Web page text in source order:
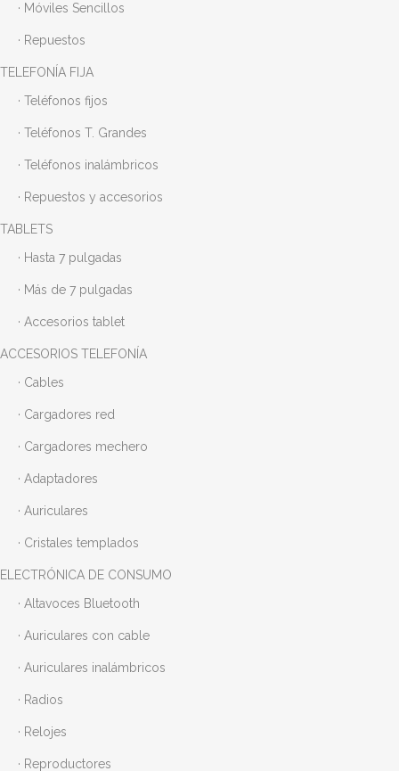
· Móviles Sencillos
· Repuestos
TELEFONÍA FIJA
· Teléfonos fijos
· Teléfonos T. Grandes
· Teléfonos inalámbricos
· Repuestos y accesorios
TABLETS
· Hasta 7 pulgadas
· Más de 7 pulgadas
· Accesorios tablet
ACCESORIOS TELEFONÍA
· Cables
· Cargadores red
· Cargadores mechero
· Adaptadores
· Auriculares
· Cristales templados
ELECTRÓNICA DE CONSUMO
· Altavoces Bluetooth
· Auriculares con cable
· Auriculares inalámbricos
· Radios
· Relojes
· Reproductores